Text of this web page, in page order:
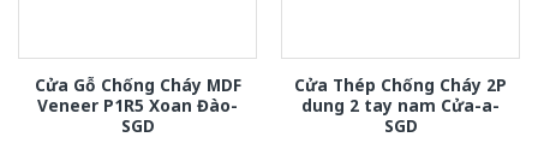
Cửa Gỗ Chống Cháy MDF
Veneer P1R5 Xoan Đào-
SGD
Cửa Thép Chống Cháy 2P
dung 2 tay nam Cửa-a-
SGD